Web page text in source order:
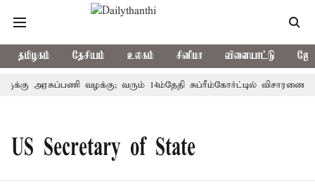
தமிழகம் தேசியம் உலகம் சினிமா விளையாட்டு
அரசுப்பணி வழக்கு; வரும் 14ம்தேதி சுப்ரீம்கோர்ட்டில் விசாரணை
US Secretary of State